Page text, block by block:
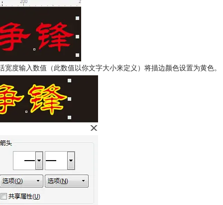
度输入数值（此数值以你文字大小来定义）将描边颜色设置为黄色。